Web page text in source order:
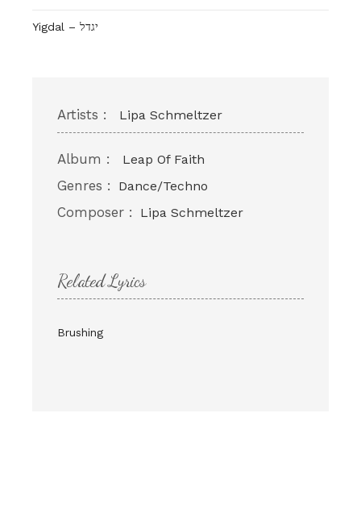
Yigdal – יגדל
Artists : Lipa Schmeltzer
Album : Leap Of Faith
Genres : Dance/Techno
Composer : Lipa Schmeltzer
Related Lyrics
Brushing